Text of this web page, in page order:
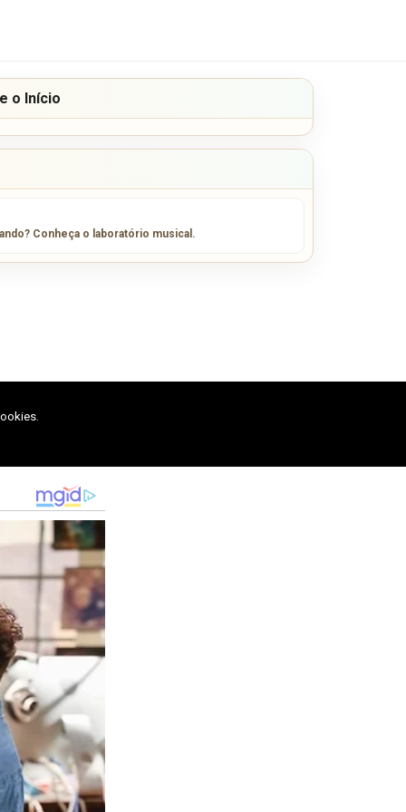
o Início
Conheça o laboratório musical.